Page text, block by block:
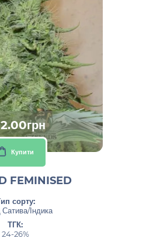
Купити
FEMINISED
сорту:
Сатива/Індика
ТГК:
24-26%